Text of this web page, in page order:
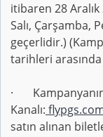
itibaren 28
Salı, Çarşamba,
geçerlidir.)
tarihleri
· Kampanyanın
Kanalı:
satın alınan